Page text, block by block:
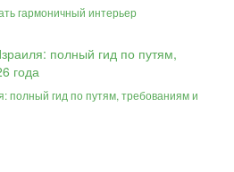
гармоничный интерьер
полный гид по путям, требованиям и